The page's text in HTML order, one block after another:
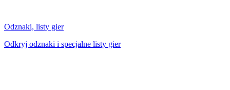
Odznaki, listy gier
Odkryj odznaki i specjalne listy gier